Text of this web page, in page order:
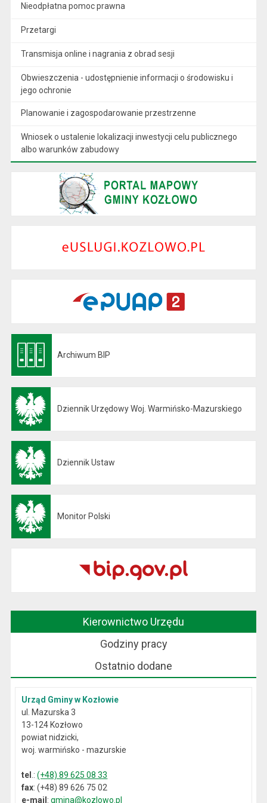
Nieodpłatna pomoc prawna
Przetargi
Transmisja online i nagrania z obrad sesji
Obwieszczenia - udostępnienie informacji o środowisku i
jego ochronie
Planowanie i zagospodarowanie przestrzenne
Wniosek o ustalenie lokalizacji inwestycji celu publicznego
albo warunków zabudowy
Archiwum BIP
Dziennik Urzędowy Woj. Warmińsko-Mazurskiego
Dziennik Ustaw
Monitor Polski
Kierownictwo Urzędu
Godziny pracy
Ostatnio dodane
Urząd Gminy w Kozłowie
ul. Mazurska 3
13-124 Kozłowo
powiat nidzicki,
woj. warmińsko - mazurskie
tel .:(+48) 89 625 08 33
fax: (+48) 89 626 75 02
e-mail:gmina@kozlowo.pl